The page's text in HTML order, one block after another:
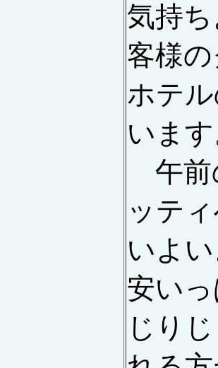
気持
客様
ホテ
いま
午前
ッテ
いよ
安い
じり